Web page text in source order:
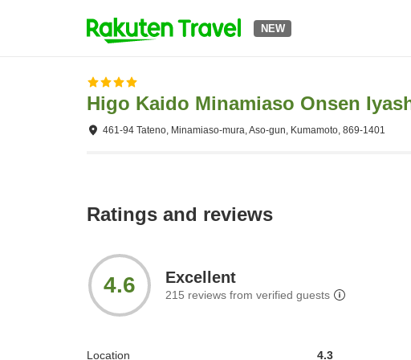
NEW
Higo Kaido Minamiaso Onsen
461-94 Tateno, Minamiaso-mura, Aso-gun, Kumamoto, 869-1401
Ratings and reviews
4.6 Excellent
215 reviews from verified guests
Location 4.3